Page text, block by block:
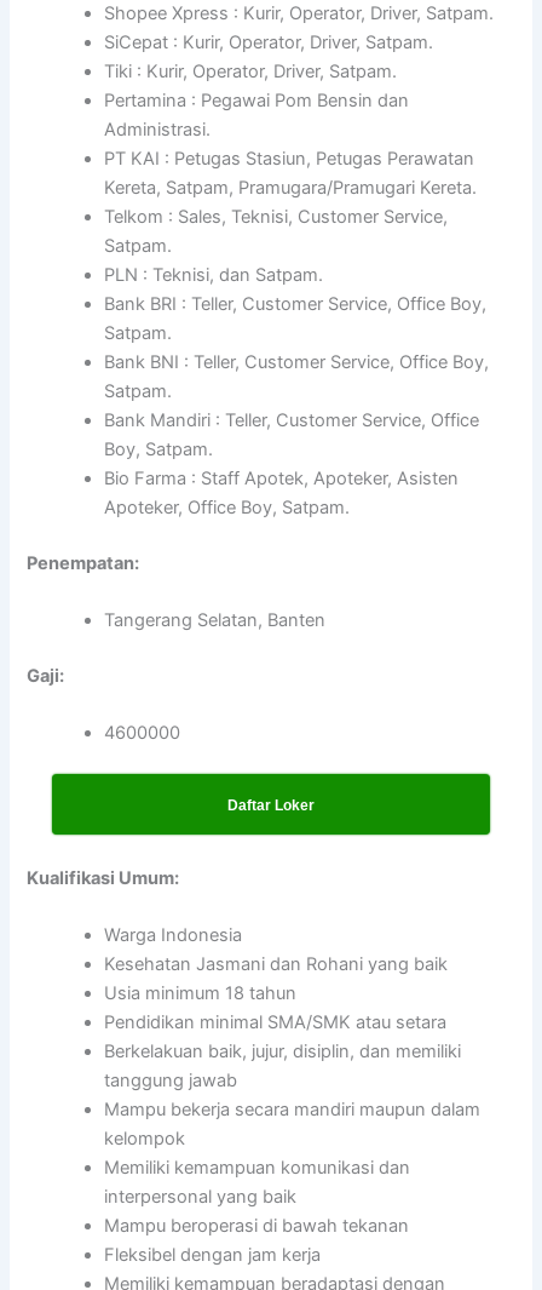
Shopee Xpress : Kurir, Operator, Driver, Satpam.
SiCepat : Kurir, Operator, Driver, Satpam.
Tiki : Kurir, Operator, Driver, Satpam.
Pertamina : Pegawai Pom Bensin dan
Administrasi.
PT KAI : Petugas Stasiun, Petugas Perawatan
Kereta, Satpam, Pramugara/Pramugari Kereta.
Telkom : Sales, Teknisi, Customer Service,
Satpam.
PLN : Teknisi, dan Satpam.
Bank BRI : Teller, Customer Service, Office Boy,
Satpam.
Bank BNI : Teller, Customer Service, Office Boy,
Satpam.
Bank Mandiri : Teller, Customer Service, Office
Boy, Satpam.
Bio Farma : Staff Apotek, Apoteker, Asisten
Apoteker, Office Boy, Satpam.
Penempatan:
Tangerang Selatan, Banten
Gaji:
4600000
Daftar Loker
Kualifikasi Umum:
Warga Indonesia
Kesehatan Jasmani dan Rohani yang baik
Usia minimum 18 tahun
Pendidikan minimal SMA/SMK atau setara
Berkelakuan baik, jujur, disiplin, dan memiliki
tanggung jawab
Mampu bekerja secara mandiri maupun dalam
kelompok
Memiliki kemampuan komunikasi dan
interpersonal yang baik
Mampu beroperasi di bawah tekanan
Fleksibel dengan jam kerja
Memiliki kemampuan beradaptasi dengan